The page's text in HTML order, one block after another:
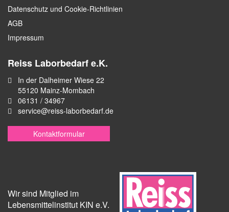
Datenschutz und Cookie-Richtlinien
AGB
Impressum
Reiss Laborbedarf e.K.
In der Dalheimer Wiese 22
55120 Mainz-Mombach
06131 / 34967
service@reiss-laborbedarf.de
Kontaktformular
Wir sind Mitglied im
Lebensmittelinstitut KIN e.V.